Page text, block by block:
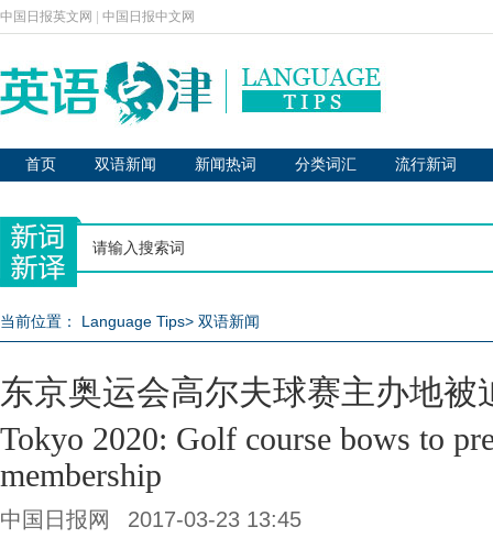
中国日报英文网 中国日报中文网
首页 双语新闻 新闻热词 分类词汇 流行新词
当前位置： Language Tips> 双语新闻
东京奥运会高尔夫球赛主办地被
Tokyo 2020: Golf course bows to
membership
中国日报网 2017-03-23 13:45